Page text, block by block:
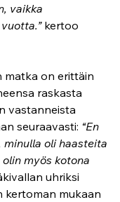
vaikka
kertoo
matka on erittäin
raskasta
vastanneista
seuraavasti: “En
minulla oli haasteita
olin myös kotona
uhriksi
kertoman mukaan